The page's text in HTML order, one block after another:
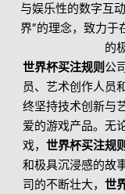
与娱乐性的数字互
界”的理念，致力
的
世界杯买注规则公
员、艺术创作人员
终坚持技术创新与
爱的游戏产品。无
戏， 世界杯买注规
和极具沉浸感的故
司的不断壮大， 世